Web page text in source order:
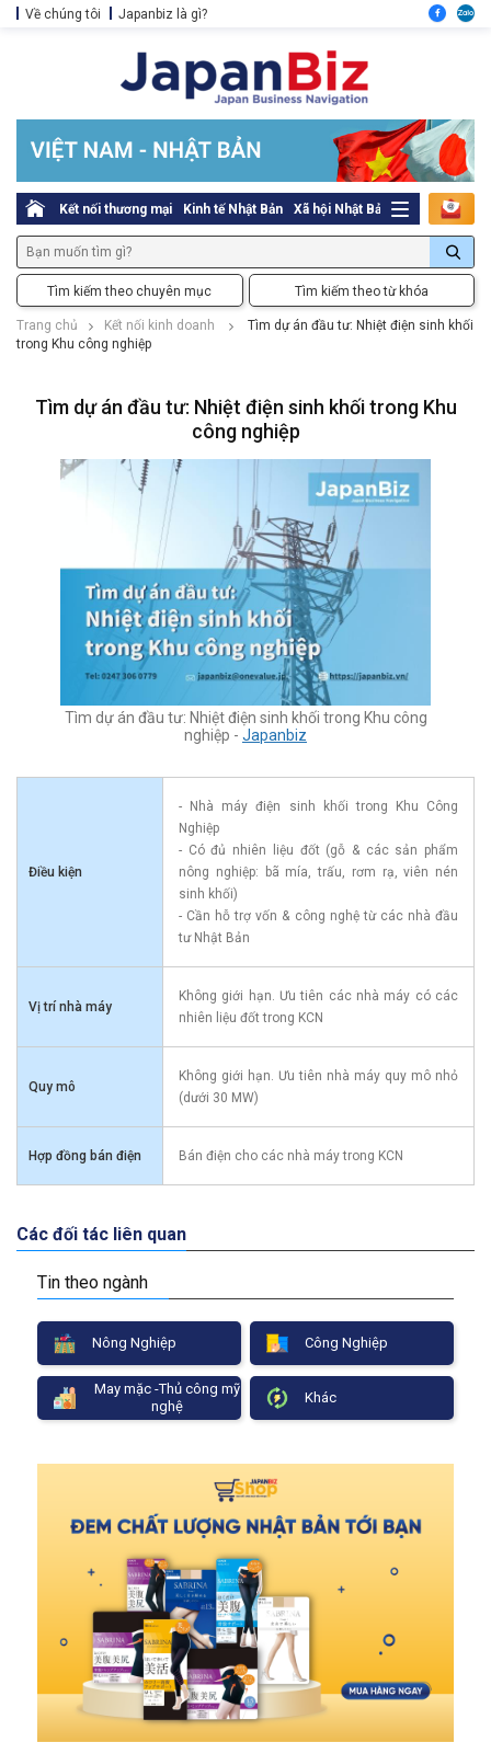
Về chúng tôi Japanbiz là gì?
Kết nối thương mại Kinh tế Nhật Bản Xã hội Nhật Bản Thủ tục pháp
Tìm kiếm theo chuyên mục Tìm kiếm theo từ khóa
Trang chủ Kết nối kinh doanh
Tìm dự án đầu tư: Nhiệt điện sinh khối
trong Khu công nghiệp
Tìm dự án đầu tư: Nhiệt điện sinh khối trong Khu
công nghiệp
Tìm dự án đầu tư: Nhiệt điện sinh khối trong Khu công
nghiệp - Japanbiz
Điều kiện
- Nhà máy điện sinh khối trong Khu Công
Nghiệp
- Có đủ nhiên liệu đốt (gỗ & các sản phẩm
nông nghiệp: bã mía, trấu, rơm rạ, viên nén
sinh khối)
- Cần hỗ trợ vốn & công nghệ từ các nhà đầu
tư Nhật Bản
Vị trí nhà máy
Không giới hạn. Ưu tiên các nhà máy có các
nhiên liệu đốt trong KCN
Quy mô
Không giới hạn. Ưu tiên nhà máy quy mô nhỏ
(dưới 30 MW)
Hợp đồng bán điện Bán điện cho các nhà máy trong KCN
Các đối tác liên quan
Tin theo ngành
Nông Nghiệp Công Nghiệp
May mặc -Thủ công mỹ
nghệ
Khác